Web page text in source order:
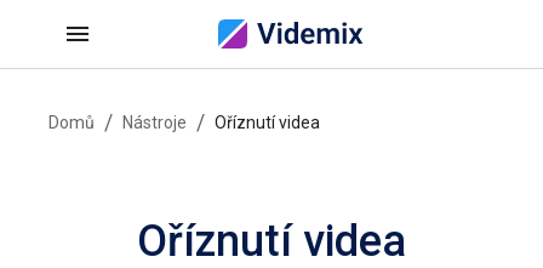
Domů / Nástroje / Oříznutí videa
Oříznutí videa